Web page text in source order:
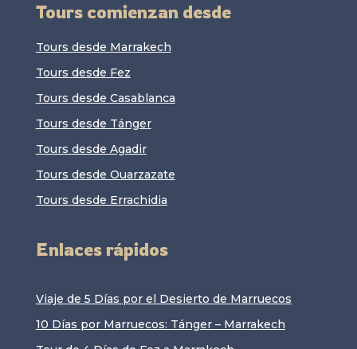
Tours comienzan desde
Tours desde Marrakech
Tours desde Fez
Tours desde Casablanca
Tours desde Tánger
Tours desde Agadir
Tours desde Ouarzazate
Tours desde Errachidia
Enlaces rápidos
Viaje de 5 Días por el Desierto de Marruecos
10 Días por Marruecos: Tánger – Marrakech